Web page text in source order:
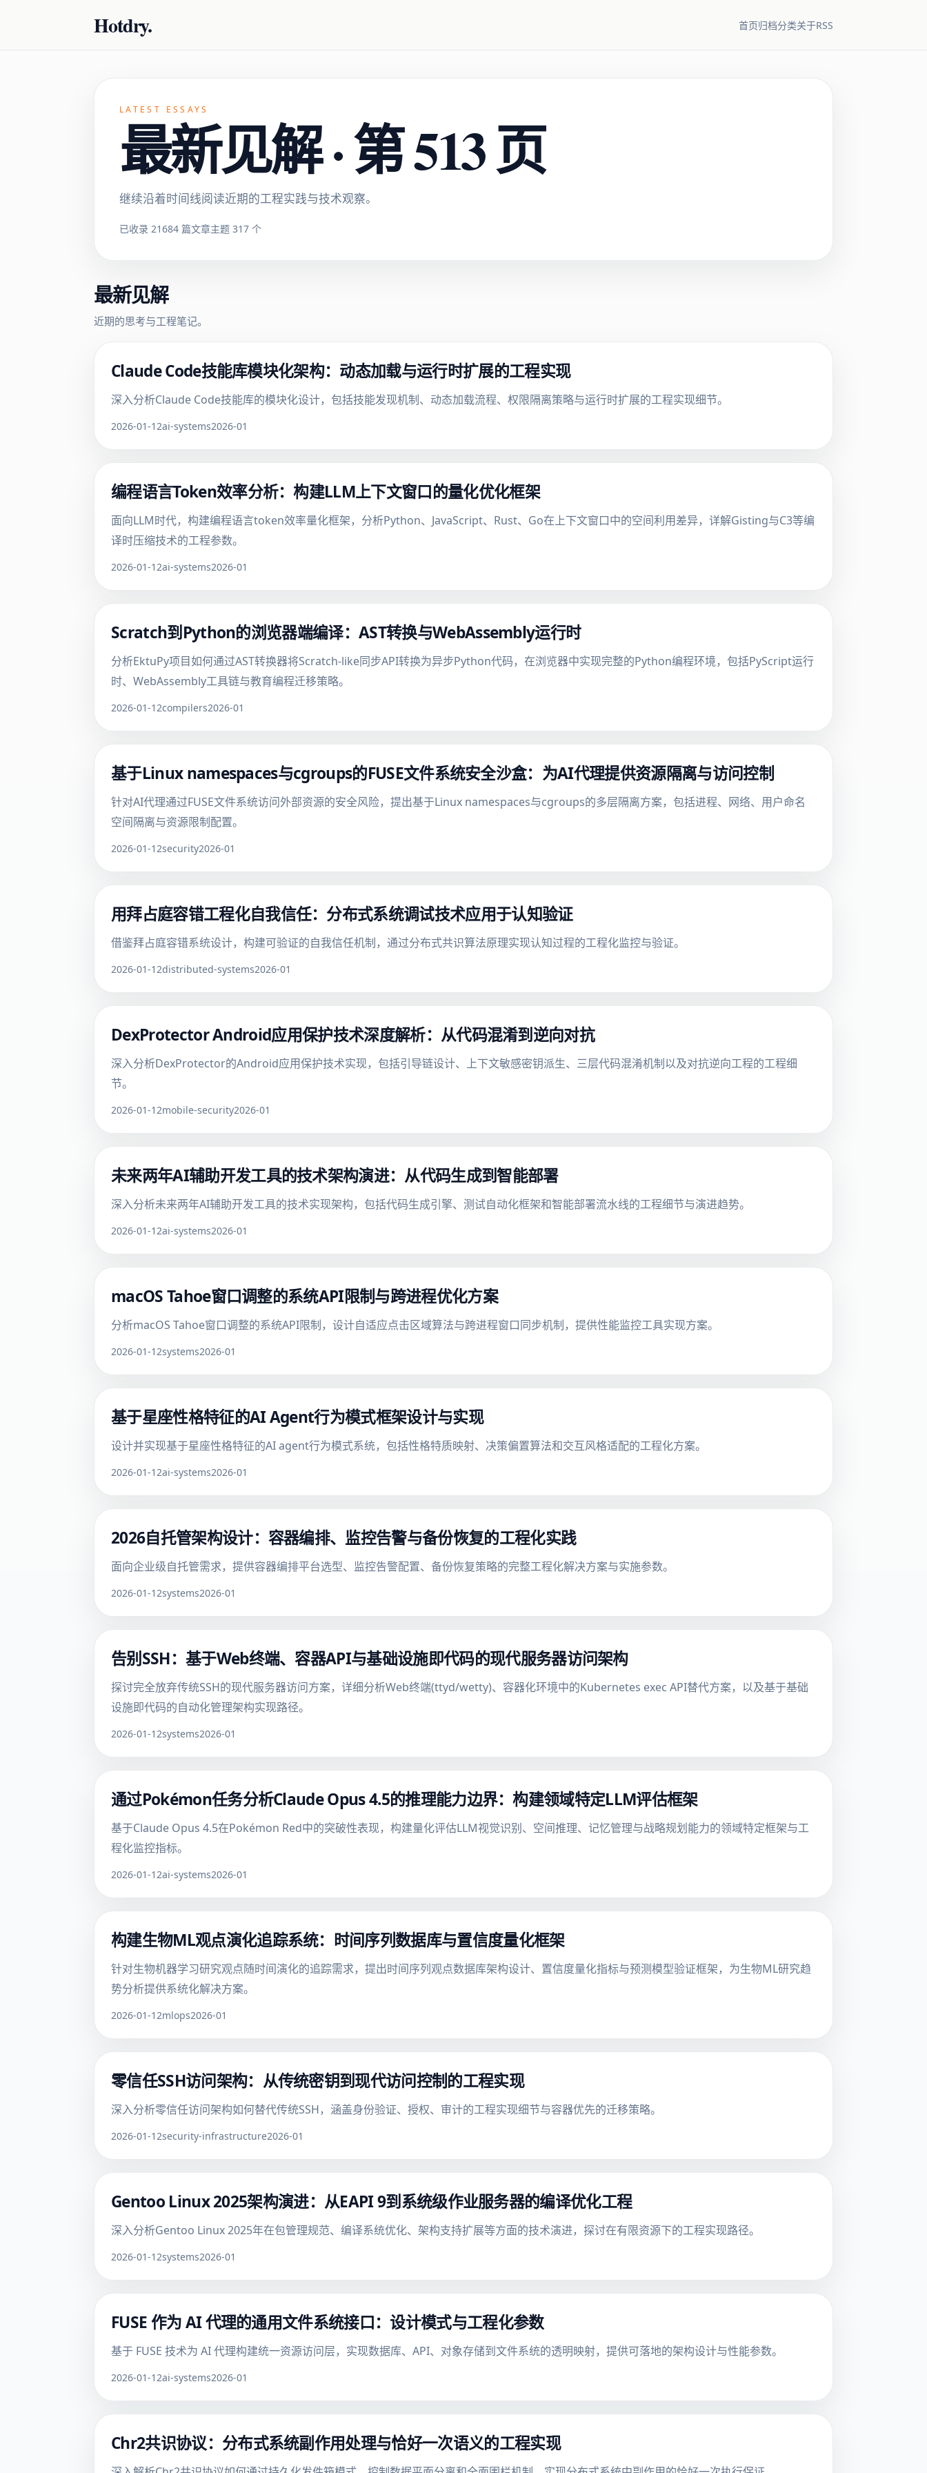
Hotdry. 首页归档分类关于RSS
LATEST ESSAYS
最新见解 · 第 513 页
继续沿着时间线阅读近期的工程实践与技术观察。
已收录 21684 篇文章主题 317 个
最新见解
近期的思考与工程笔记。
Claude Code技能库模块化架构：动态加载与运行时扩展的工程实现
深入分析Claude Code技能库的模块化设计，包括技能发现机制、动态加载流程、权限隔离策略与运行时扩展的工程实现细节。
2026-01-12ai-systems2026-01
编程语言Token效率分析：构建LLM上下文窗口的量化优化框架
面向LLM时代，构建编程语言token效率量化框架，分析Python、JavaScript、Rust、Go在上下文窗口中的空间利用差异，详解Gisting与C3等编
译时压缩技术的工程参数。
2026-01-12ai-systems2026-01
Scratch到Python的浏览器端编译：AST转换与WebAssembly运行时
分析EktuPy项目如何通过AST转换器将Scratch-like同步API转换为异步Python代码，在浏览器中实现完整的Python编程环境，包括PyScript运行
时、WebAssembly工具链与教育编程迁移策略。
2026-01-12compilers2026-01
基于Linux namespaces与cgroups的FUSE文件系统安全沙盒：为AI代理提供资源隔离与访问控制
针对AI代理通过FUSE文件系统访问外部资源的安全风险，提出基于Linux namespaces与cgroups的多层隔离方案，包括进程、网络、用户命名
空间隔离与资源限制配置。
2026-01-12security2026-01
用拜占庭容错工程化自我信任：分布式系统调试技术应用于认知验证
借鉴拜占庭容错系统设计，构建可验证的自我信任机制，通过分布式共识算法原理实现认知过程的工程化监控与验证。
2026-01-12distributed-systems2026-01
DexProtector Android应用保护技术深度解析：从代码混淆到逆向对抗
深入分析DexProtector的Android应用保护技术实现，包括引导链设计、上下文敏感密钥派生、三层代码混淆机制以及对抗逆向工程的工程细
节。
2026-01-12mobile-security2026-01
未来两年AI辅助开发工具的技术架构演进：从代码生成到智能部署
深入分析未来两年AI辅助开发工具的技术实现架构，包括代码生成引擎、测试自动化框架和智能部署流水线的工程细节与演进趋势。
2026-01-12ai-systems2026-01
macOS Tahoe窗口调整的系统API限制与跨进程优化方案
分析macOS Tahoe窗口调整的系统API限制，设计自适应点击区域算法与跨进程窗口同步机制，提供性能监控工具实现方案。
2026-01-12systems2026-01
基于星座性格特征的AI Agent行为模式框架设计与实现
设计并实现基于星座性格特征的AI agent行为模式系统，包括性格特质映射、决策偏置算法和交互风格适配的工程化方案。
2026-01-12ai-systems2026-01
2026自托管架构设计：容器编排、监控告警与备份恢复的工程化实践
面向企业级自托管需求，提供容器编排平台选型、监控告警配置、备份恢复策略的完整工程化解决方案与实施参数。
2026-01-12systems2026-01
告别SSH：基于Web终端、容器API与基础设施即代码的现代服务器访问架构
探讨完全放弃传统SSH的现代服务器访问方案，详细分析Web终端(ttyd/wetty)、容器化环境中的Kubernetes exec API替代方案，以及基于基础
设施即代码的自动化管理架构实现路径。
2026-01-12systems2026-01
通过Pokémon任务分析Claude Opus 4.5的推理能力边界：构建领域特定LLM评估框架
基于Claude Opus 4.5在Pokémon Red中的突破性表现，构建量化评估LLM视觉识别、空间推理、记忆管理与战略规划能力的领域特定框架与工
程化监控指标。
2026-01-12ai-systems2026-01
构建生物ML观点演化追踪系统：时间序列数据库与置信度量化框架
针对生物机器学习研究观点随时间演化的追踪需求，提出时间序列观点数据库架构设计、置信度量化指标与预测模型验证框架，为生物ML研究趋
势分析提供系统化解决方案。
2026-01-12mlops2026-01
零信任SSH访问架构：从传统密钥到现代访问控制的工程实现
深入分析零信任访问架构如何替代传统SSH，涵盖身份验证、授权、审计的工程实现细节与容器优先的迁移策略。
2026-01-12security-infrastructure2026-01
Gentoo Linux 2025架构演进：从EAPI 9到系统级作业服务器的编译优化工程
深入分析Gentoo Linux 2025年在包管理规范、编译系统优化、架构支持扩展等方面的技术演进，探讨在有限资源下的工程实现路径。
2026-01-12systems2026-01
FUSE 作为 AI 代理的通用文件系统接口：设计模式与工程化参数
基于 FUSE 技术为 AI 代理构建统一资源访问层，实现数据库、API、对象存储到文件系统的透明映射，提供可落地的架构设计与性能参数。
2026-01-12ai-systems2026-01
Chr2共识协议：分布式系统副作用处理与恰好一次语义的工程实现